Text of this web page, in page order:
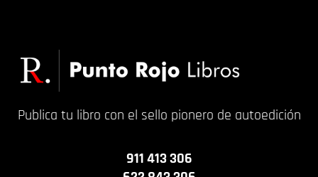
Publica tu libro con el sello pionero de autoedición
911 413 306